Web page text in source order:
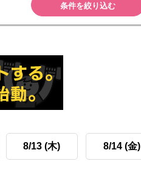
条件を絞り込む
8/13 (木) 8/14 (金)